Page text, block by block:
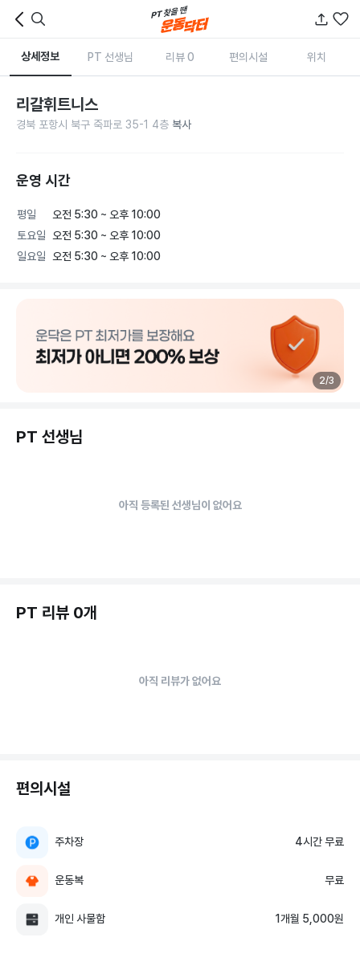
상세정보 PT 선생님 리뷰 0 편의시설 위치
리갈휘트니스
경북 포항시 북구 죽파로 35-1 4층 복사
운영 시간
평일
오전 5:30 ~ 오후 10:00
토요일
오전 5:30 ~ 오후 10:00
일요일
오전 5:30 ~ 오후 10:00
2/3
PT 선생님
아직 등록된 선생님이 없어요
PT 리뷰 0개
아직 리뷰가 없어요
편의시설
주차장 4시간 무료
운동복 무료
개인 사물함 1개월 5,000원